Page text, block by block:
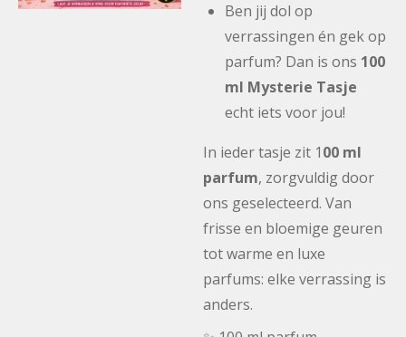
Ben jij dol op
verrassingen én gek op
parfum? Dan is ons 100
ml Mysterie Tasje
echt iets voor jou!
In ieder tasje zit 100 ml
parfum, zorgvuldig door
ons geselecteerd. Van
frisse en bloemige geuren
tot warme en luxe
parfums: elke verrassing is
anders.